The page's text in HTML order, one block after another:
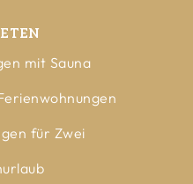
mit Sauna
für Zwei